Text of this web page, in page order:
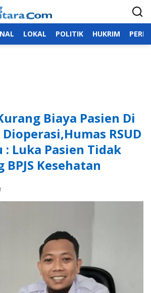
LOKAL POLITIK HUKRIM
Biaya Pasien Di
RSUD
Luka Pasien Tidak
Kesehatan